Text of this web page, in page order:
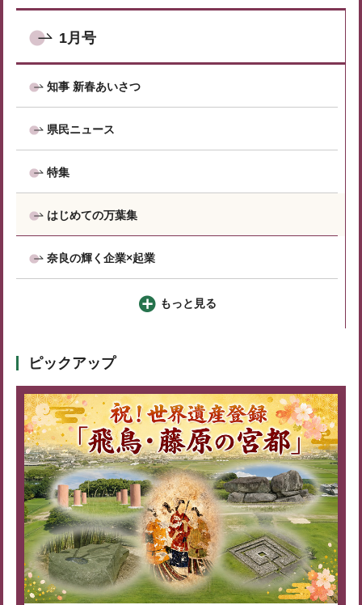
1月号
知事 新春あいさつ
県民ニュース
特集
はじめての万葉集
奈良の輝く企業×起業
もっと見る
ピックアップ